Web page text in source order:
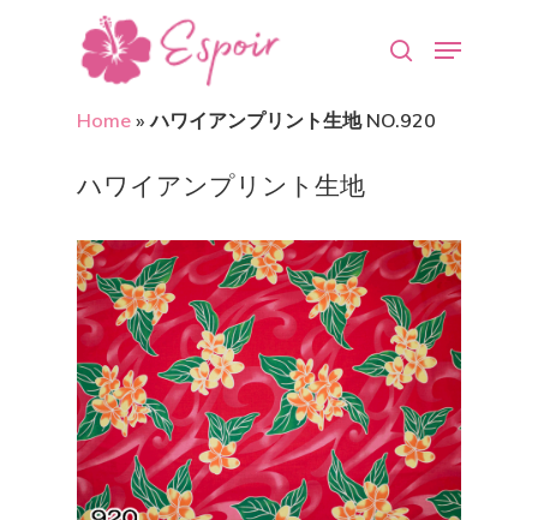
Home »ハワイアンプリント生地 NO.920
ハワイアンプリント生地